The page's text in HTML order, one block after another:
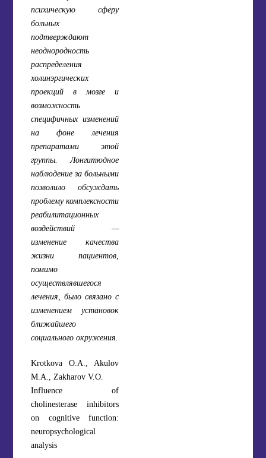
психическую сферу
больных
подтверждают
неоднородность
распределения
холинэргических
проекций в мозге и
возможность
специфичных изменений
на фоне лечения
препаратами этой
группы. Лонгитюдное
наблюдение за больными
позволило обсуждать
проблему комплексности
реабилитационных
воздействий —
изменение качества
жизни пациентов,
помимо
осуществлявшегося
лечения, было связано с
изменением установок
ближайшего
социального окружения.
Krotkova O.A., Akulov
M.A., Zakharov V.O.
Influence of
cholinesterase inhibitors
on cognitive function:
neuropsychological
analysis